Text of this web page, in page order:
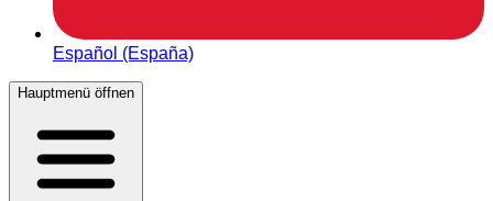
Español (España)
Hauptmenü öffnen